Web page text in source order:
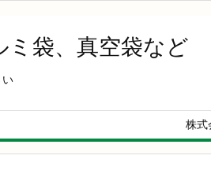
袋、真空袋など
い
株式